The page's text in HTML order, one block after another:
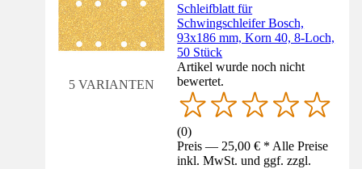
5 VARIANTEN
Schleifblatt für
Schwingschleifer Bosch,
93x186 mm, Korn 40, 8-Loch,
50 Stück
Artikel wurde noch nicht
bewertet.
(0)
Preis — 25,00 € * Alle Preise
inkl. MwSt. und ggf. zzgl.